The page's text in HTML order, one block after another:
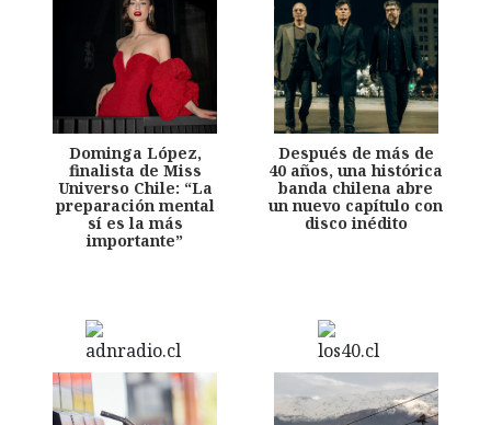
Dominga López,
finalista de Miss
Universo Chile: “La
preparación mental
sí es la más
importante”
Después de más de
40 años, una histórica
banda chilena abre
un nuevo capítulo con
disco inédito